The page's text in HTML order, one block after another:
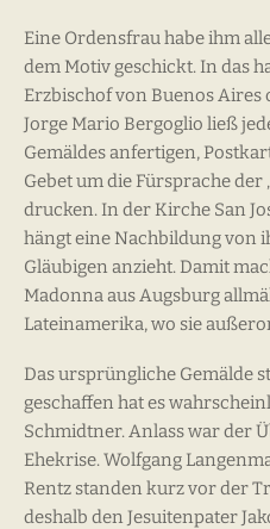
Eine Ordensfrau habe ihm
dem Motiv geschickt. In das
Erzbischof von Buenos
Jorge Mario Bergoglio ließ
Gemäldes anfertigen,
Gebet um die Fürsprache
drucken. In der Kirche San
hängt eine Nachbildung von
Gläubigen anzieht. Damit
Madonna aus Augsburg
Lateinamerika, wo sie
Das ursprüngliche Gemälde
geschaffen hat es
Schmidtner. Anlass war der
Ehekrise. Wolfgang
Rentz standen kurz vor der
deshalb den Jesuitenpater